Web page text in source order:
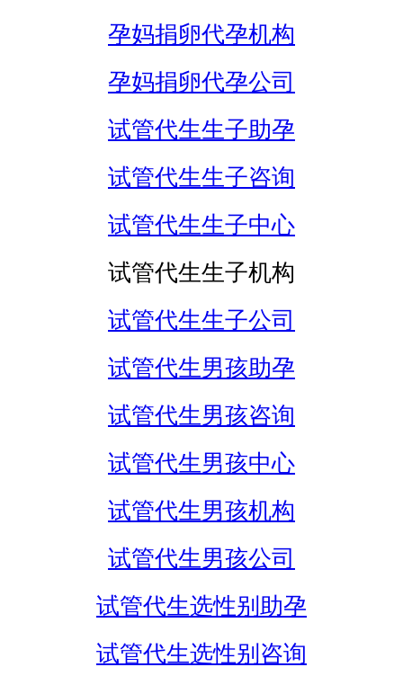
孕妈捐卵代孕机构
孕妈捐卵代孕公司
试管代生生子助孕
试管代生生子咨询
试管代生生子中心
试管代生生子机构
试管代生生子公司
试管代生男孩助孕
试管代生男孩咨询
试管代生男孩中心
试管代生男孩机构
试管代生男孩公司
试管代生选性别助孕
试管代生选性别咨询